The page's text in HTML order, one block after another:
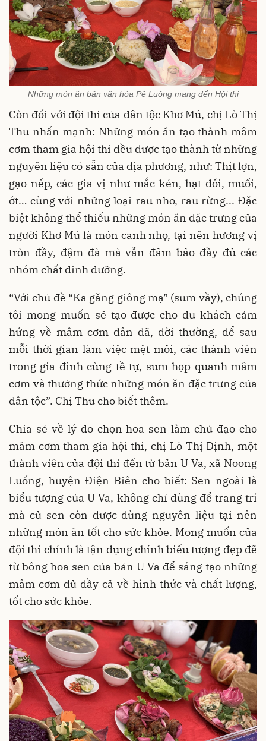
Những món ăn bản văn hóa Pê Luông mang đến Hội thi
Còn đối với đội thi của dân tộc Khơ Mú, chị Lò Thị
Thu nhấn mạnh: Những món ăn tạo thành mâm
cơm tham gia hội thi đều được tạo thành từ những
nguyên liệu có sẵn của địa phương, như: Thịt lợn,
gạo nếp, các gia vị như mắc kén, hạt dổi, muối,
ớt… cùng với những loại rau nho, rau rừng... Đặc
biệt không thể thiếu những món ăn đặc trưng của
người Khơ Mú là món canh nhọ, tại nên hương vị
tròn đầy, đậm đà mà vẫn đảm bảo đầy đủ các
nhóm chất dinh dưỡng.
“Với chủ đề “Ka găng giông mạ” (sum vầy), chúng
tôi mong muốn sẽ tạo được cho du khách cảm
hứng về mâm cơm dân dã, đời thường, để sau
mỗi thời gian làm việc mệt mỏi, các thành viên
trong gia đình cùng tề tự, sum họp quanh mâm
cơm và thưởng thức những món ăn đặc trưng của
dân tộc”. Chị Thu cho biết thêm.
Chia sẻ về lý do chọn hoa sen làm chủ đạo cho
mâm cơm tham gia hội thi, chị Lò Thị Định, một
thành viên của đội thi đến từ bản U Va, xã Noong
Luống, huyện Điện Biên cho biết: Sen ngoài là
biểu tượng của U Va, không chỉ dùng để trang trí
mà củ sen còn được dùng nguyên liệu tại nên
những món ăn tốt cho sức khỏe. Mong muốn của
đội thi chính là tận dụng chính biểu tượng đẹp đẽ
từ bông hoa sen của bản U Va để sáng tạo những
mâm cơm đủ đầy cả về hình thức và chất lượng,
tốt cho sức khỏe.